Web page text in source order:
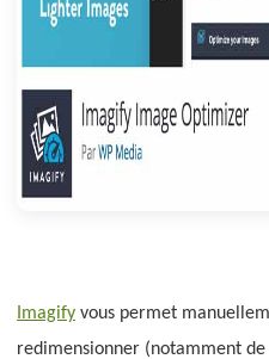
Imagify vous permet
redimensionner (notamment